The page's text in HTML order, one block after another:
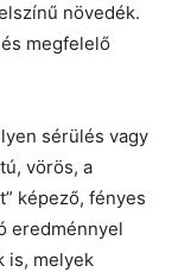
növedék.
megfelelő
sérülés vagy
vörös, a
képező, fényes
eredménnyel
is, melyek